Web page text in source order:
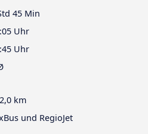
45 Min
Uhr
Uhr
km
und RegioJet